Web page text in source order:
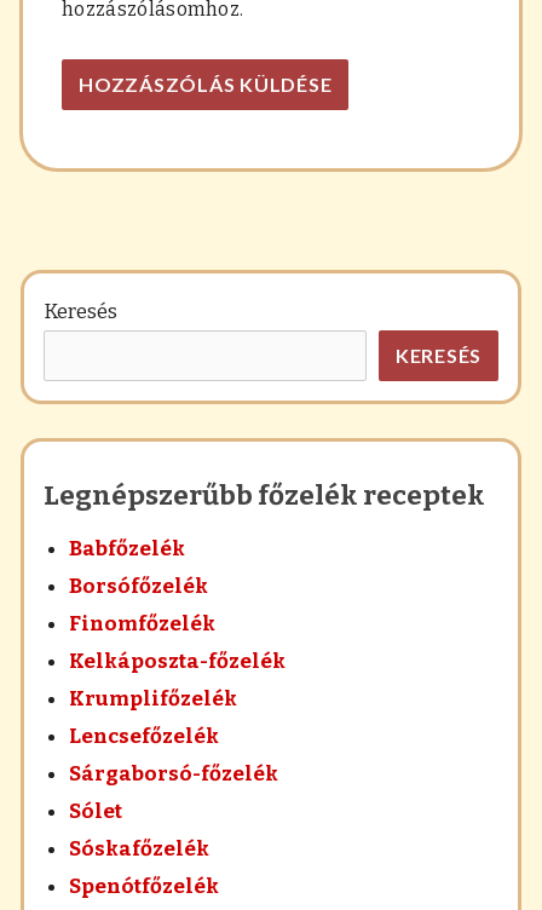
hozzászólásomhoz.
Keresés
KERESÉS
Legnépszerűbb főzelék receptek
Babfőzelék
Borsófőzelék
Finomfőzelék
Kelkáposzta-főzelék
Krumplifőzelék
Lencsefőzelék
Sárgaborsó-főzelék
Sólet
Sóskafőzelék
Spenótfőzelék